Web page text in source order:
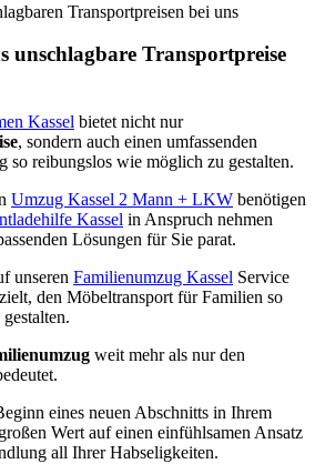
Transportpreisen bei uns
unschlagbare Transportpreise
Kassel bietet nicht nur
, sondern auch einen umfassenden
so reibungslos wie möglich zu gestalten.
Umzug Kassel 2 Mann + LKW benötigen
Kassel in Anspruch nehmen
Lösungen für Sie parat.
unseren Familienumzug Kassel Service
den Möbeltransport für Familien so
weit mehr als nur den
eines neuen Abschnitts in Ihrem
Wert auf einen einfühlsamen Ansatz
all Ihrer Habseligkeiten.